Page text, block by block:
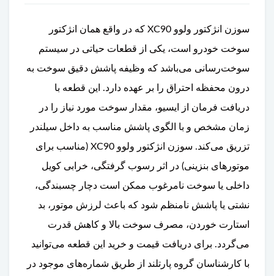
سوزن انژکتور ولوو XC90 که در واقع همان انژکتور
سوخت خودرو است، یکی از قطعات حیاتی در سیستم
سوخت‌رسانی می‌باشد که وظیفه پاشش دقیق سوخت به
درون محفظه احتراق را بر عهده دارد. این قطعه با
دریافت فرمان از ایسیو، مقدار سوخت مورد نیاز را در
زمان مشخص و با الگوی پاشش مناسب به داخل سیلندر
تزریق می‌کند. سوزن انژکتور ولوو XC90 (مناسب برای
موتورهای بنزینی) در اثر رسوب گرفتگی، خرابی کویل
داخلی یا سوخت نامرغوب ممکن است دچار چسبندگی،
نشتی یا پاشش نامنظم شود که باعث لرزش موتور، بد
استارت خوردن، مصرف سوخت بالا و کاهش قدرت
می‌گردد. برای دریافت قیمت و خرید این قطعه می‌توانید
با کارشناسان گروه پارتلند از طریق شماره‌های موجود در